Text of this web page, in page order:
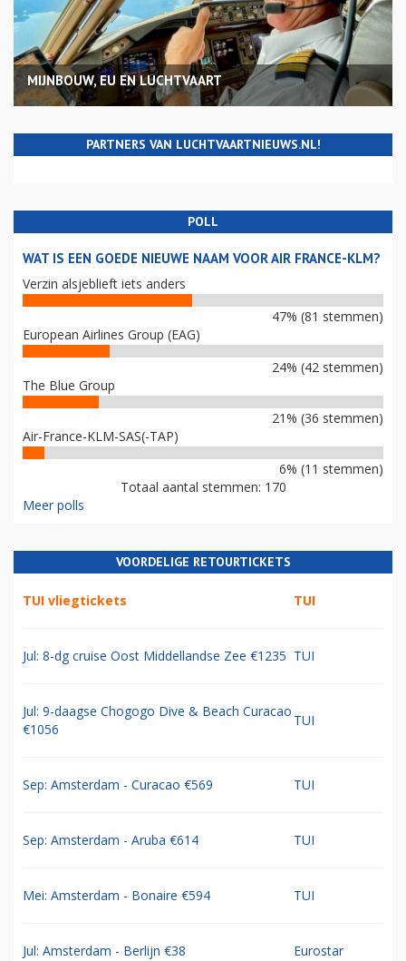
MIJNBOUW, EU EN LUCHTVAART
PARTNERS VAN LUCHTVAARTNIEUWS.NL!
POLL
WAT IS EEN GOEDE NIEUWE NAAM VOOR AIR FRANCE-KLM?
Verzin alsjeblieft iets anders
47% (81 stemmen)
European Airlines Group (EAG)
24% (42 stemmen)
The Blue Group
21% (36 stemmen)
Air-France-KLM-SAS(-TAP)
6% (11 stemmen)
Totaal aantal stemmen: 170
Meer polls
VOORDELIGE RETOURTICKETS
TUI vliegtickets TUI
Jul: 8-dg cruise Oost Middellandse Zee €1235 TUI
Jul: 9-daagse Chogogo Dive & Beach Curacao
€1056
TUI
Sep: Amsterdam - Curacao €569 TUI
Sep: Amsterdam - Aruba €614 TUI
Mei: Amsterdam - Bonaire €594 TUI
Jul: Amsterdam - Berlijn €38 Eurostar